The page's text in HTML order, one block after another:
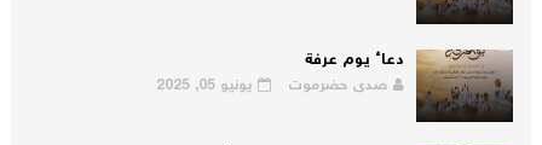
دعاء يوم عرفة
صدى حضرموت يونيو 05, 2025